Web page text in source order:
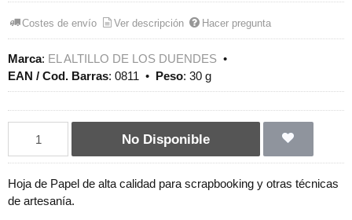
Costes de envío Ver descripción Hacer pregunta
Marca: EL ALTILLO DE LOS DUENDES •
EAN / Cod. Barras: 0811 • Peso: 30 g
No Disponible
Hoja de Papel de alta calidad para scrapbooking y otras técnicas
de artesanía.